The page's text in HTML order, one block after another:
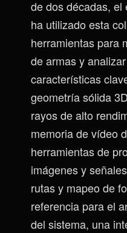
de dos décadas, el
ha utilizado esta
herramientas para
de armas y
características
geometría sólida
rayos de alto
memoria de vídeo
herramientas de
imágenes y
rutas y mapeo de
referencia para el
del sistema, una